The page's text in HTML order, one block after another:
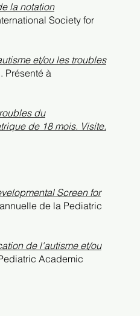
la notation
Society for
et/ou les troubles
Présenté à
du
de 18 mois. Visite.
Screen for
de la Pediatric
de l'autisme et/ou
Academic